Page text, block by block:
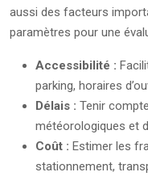
aussi des facteurs
paramètres pour une
Accessibilité :
parking, horaires
Délais : Tenir
météorologiques et
Coût : Estimer les
stationnement,